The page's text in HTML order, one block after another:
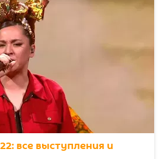
все выступления и